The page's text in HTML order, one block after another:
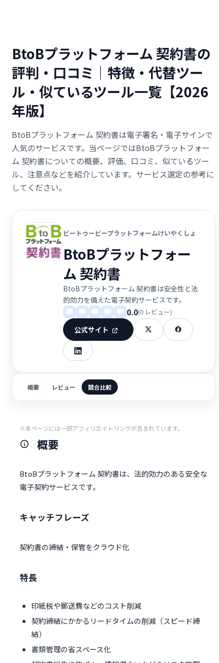
BtoBプラットフォーム 契約書の
評判・口コミ｜特徴・代替ツー
ル・似ているツール一覧【2026
年版】
BtoBプラットフォーム 契約書は電子署名・電子サインで
人気のサービスです。当ページではBtoBプラットフォー
ム 契約書についての概要、評価、口コミ、似ているツー
ル、注意点などを紹介しています。サービス選定の参考に
してください。
ビートゥービープラットフォームけいやくしょ
BtoBプラットフォー
ム 契約書
BtoBプラットフォーム 契約書は安全性と法
的効力を備えた電子契約サービスです。
0.0(0 レビュー)
公式サイト
概要 レビュー 競合比較
※本ページには一部アフィリエイトリンクが含まれています。
概要
BtoBプラットフォーム 契約書は、法的効力のある安全な
電子契約サービスです。
キャッチフレーズ
契約書の締結・保管をクラウド化
特長
印紙税や郵送費などのコスト削減
契約締結にかかるリードタイムの削減（スピード締
結）
書類管理の省スペース化